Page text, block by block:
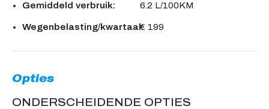
Gemiddeld verbruik: 6.2 L/100KM
Wegenbelasting/kwartaal:€ 199
Opties
ONDERSCHEIDENDE OPTIES